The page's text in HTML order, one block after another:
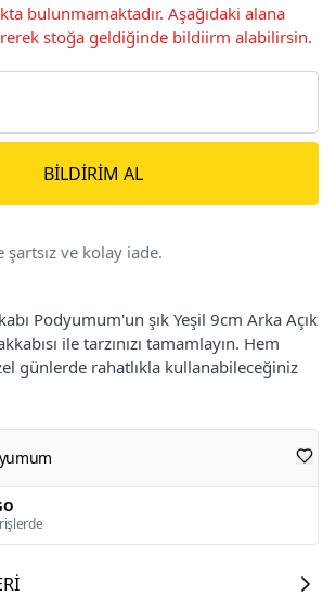
bulunmamaktadır. Aşağıdaki alana
stoğa geldiğinde bildiirm alabilirsin.
BILDIRIM AL
ve kolay iade.
Podyumum'un şık Yeşil 9cm Arka Açık
ile tarzınızı tamamlayın. Hem
günlerde rahatlıkla kullanabileceğiniz